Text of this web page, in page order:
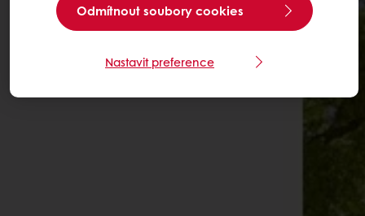
Odmítnout soubory cookies
Nastavit preference